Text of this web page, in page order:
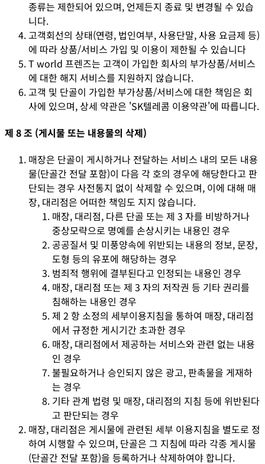
종류는 제한되어 있으며, 언제든지 종료 및 변경될 수 있습
니다.
고객회선의 상태(연령, 법인여부, 사용단말, 사용 요금제 등)
에 따라 상품/서비스 가입 및 이용이 제한될 수 있습니다
T world 프렌즈는 고객이 가입한 회사의 부가상품/서비스
에 대한 해지 서비스를 지원하지 않습니다.
고객 및 단골이 가입한 부가상품/서비스에 대한 책임은 회
사에 있으며, 상세 약관은 'SK텔레콤 이용약관'에 따릅니다.
제 8 조 (게시물 또는 내용물의 삭제)
매장은 단골이 게시하거나 전달하는 서비스 내의 모든 내용
물(단골간 전달 포함)이 다음 각 호의 경우에 해당한다고 판
단되는 경우 사전통지 없이 삭제할 수 있으며, 이에 대해 매
장, 대리점은 어떠한 책임도 지지 않습니다.
매장, 대리점, 다른 단골 또는 제 3 자를 비방하거나
중상모략으로 명예를 손상시키는 내용인 경우
공공질서 및 미풍양속에 위반되는 내용의 정보, 문장,
도형 등의 유포에 해당하는 경우
범죄적 행위에 결부된다고 인정되는 내용인 경우
매장, 대리점 또는 제 3 자의 저작권 등 기타 권리를
침해하는 내용인 경우
제 2 항 소정의 세부이용지침을 통하여 매장, 대리점
에서 규정한 게시기간 초과한 경우
매장, 대리점에서 제공하는 서비스와 관련 없는 내용
인 경우
불필요하거나 승인되지 않은 광고, 판촉물을 게재하
는 경우
기타 관계 법령 및 매장, 대리점의 지침 등에 위반된다
고 판단되는 경우
매장, 대리점은 게시물에 관련된 세부 이용지침을 별도로 정
하여 시행할 수 있으며, 단골은 그 지침에 따라 각종 게시물
(단골간 전달 포함)을 등록하거나 삭제하여야 합니다.